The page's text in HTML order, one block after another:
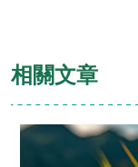
相關文章